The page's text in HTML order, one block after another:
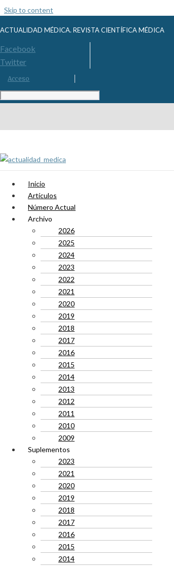
Skip to content
ACTUALIDAD MÉDICA. REVISTA CIENTÍFICA MÉDICA
Facebook
Twitter
Acceso
Inicio
Artículos
Número Actual
Archivo
2026
2025
2024
2023
2022
2021
2020
2019
2018
2017
2016
2015
2014
2013
2012
2011
2010
2009
Suplementos
2023
2021
2020
2019
2018
2017
2016
2015
2014